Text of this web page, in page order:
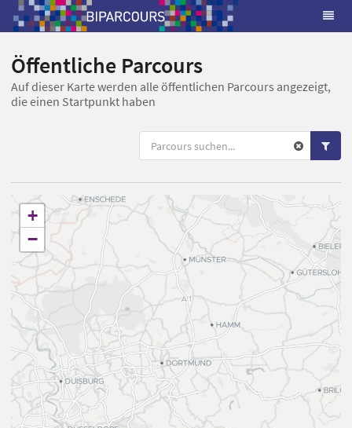
Öffentliche Parcours
Auf dieser Karte werden alle öffentlichen Parcours angezeigt,
die einen Startpunkt haben
+
−